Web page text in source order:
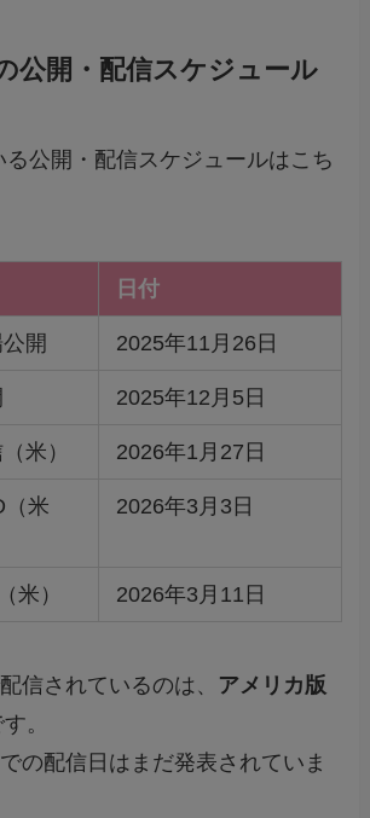
公開・配信スケジュール
公開・配信スケジュールはこち
日付
開 2025年11月26日
2025年12月5日
米） 2026年1月27日
（米
2026年3月3日
米） 2026年3月11日
信されているのは、 アメリカ版
。
の配信日はまだ発表されていま